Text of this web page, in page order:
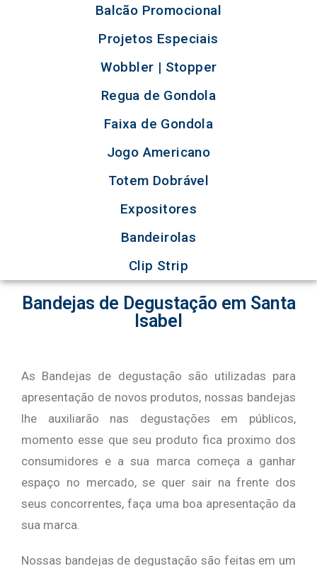
Balcão Promocional
Projetos Especiais
Wobbler | Stopper
Regua de Gondola
Faixa de Gondola
Jogo Americano
Totem Dobrável
Expositores
Bandeirolas
Clip Strip
Bandejas de Degustação em Santa
Isabel
As Bandejas de degustação são utilizadas para
apresentação de novos produtos, nossas bandejas
lhe auxiliarão nas degustações em públicos,
momento esse que seu produto fica proximo dos
consumidores e a sua marca começa a ganhar
espaço no mercado, se quer sair na frente dos
seus concorrentes, faça uma boa apresentação da
sua marca.
Nossas bandejas de degustação são feitas em um